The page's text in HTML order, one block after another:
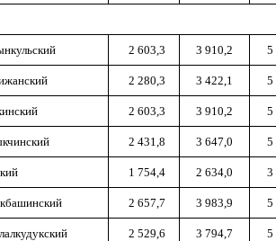
2 603,3 3 910,2 5
2 280,3 3 422,1 5
2 603,3 3 910,2 5
2 431,8 3 647,0 5
1 754,4 2 634,0 3
2 657,7 3 983,9 5
2 529,6 3 794,7 5